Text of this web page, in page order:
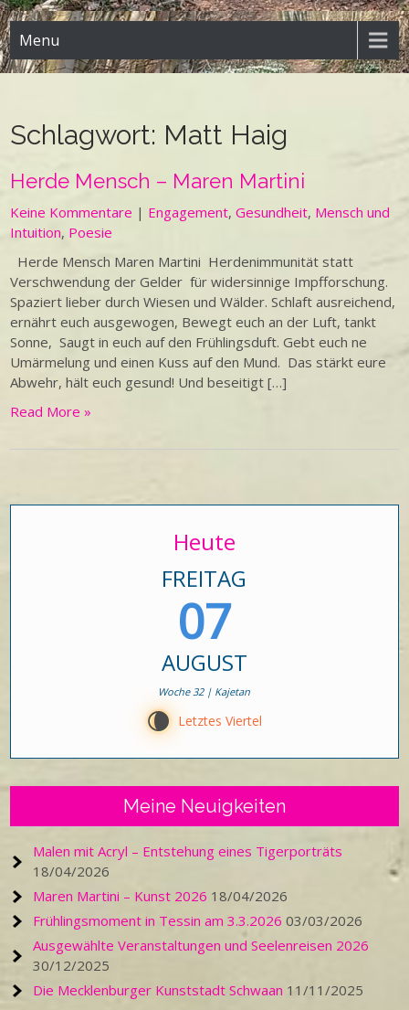
Menu
Schlagwort: Matt Haig
Herde Mensch – Maren Martini
Keine Kommentare | Engagement,Gesundheit, Mensch und
Intuition, Poesie
Herde Mensch Maren Martini Herdenimmunität statt
Verschwendung der Gelder für widersinnige Impfforschung.
Spaziert lieber durch Wiesen und Wälder. Schlaft ausreichend,
ernährt euch ausgewogen, Bewegt euch an der Luft, tankt
Sonne, Saugt in euch auf den Frühlingsduft. Gebt euch ne
Umärmelung und einen Kuss auf den Mund. Das stärkt eure
Abwehr, hält euch gesund! Und beseitigt […]
Read More »
Heute
FREITAG
07
AUGUST
Woche 32 | Kajetan
V Letztes Viertel
Meine Neuigkeiten
Malen mit Acryl – Entstehung eines Tigerporträts
18/04/2026
Maren Martini – Kunst 2026 18/04/2026
Frühlingsmoment in Tessin am 3.3.2026 03/03/2026
Ausgewählte Veranstaltungen und Seelenreisen 2026
30/12/2025
Die Mecklenburger Kunststadt Schwaan 11/11/2025